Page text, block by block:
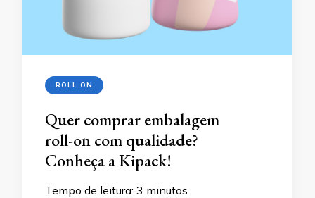
ROLL ON
Quer comprar embalagem
roll-on com qualidade?
Conheça a Kipack!
Tempo de leitura: 3 minutos